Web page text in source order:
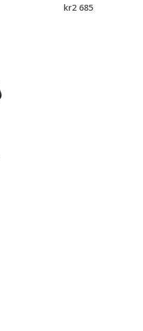
kr2 685